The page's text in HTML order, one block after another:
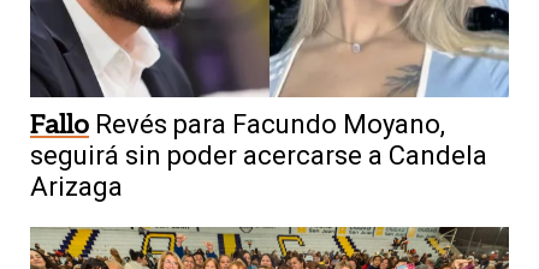
Fallo Revés para Facundo Moyano,
seguirá sin poder acercarse a Candela
Arizaga